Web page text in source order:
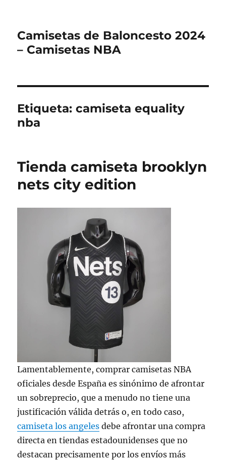
Camisetas de Baloncesto 2024
– Camisetas NBA
Etiqueta:camiseta equality
nba
Tienda camiseta brooklyn
nets city edition
Lamentablemente, comprar camisetas NBA
oficiales desde España es sinónimo de afrontar
un sobreprecio, que a menudo no tiene una
justificación válida detrás o, en todo caso,
camiseta los angeles debe afrontar una compra
directa en tiendas estadounidenses que no
destacan precisamente por los envíos más